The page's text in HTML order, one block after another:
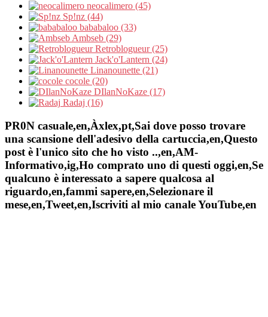
neocalimero (45)
Sp!nz (44)
bababaloo (33)
Ambseb (29)
Retroblogueur (25)
Jack'o'Lantern (24)
Linanounette (21)
cocole (20)
DIlanNoKaze (17)
Radaj (16)
PR0N casuale,en,Àxlex,pt,Sai dove posso trovare
una scansione dell'adesivo della cartuccia,en,Questo
post è l'unico sito che ho visto ..,en,AM-
Informativo,ig,Ho comprato uno di questi oggi,en,Se
qualcuno è interessato a sapere qualcosa al
riguardo,en,fammi sapere,en,Selezionare il
mese,en,Tweet,en,Iscriviti al mio canale YouTube,en